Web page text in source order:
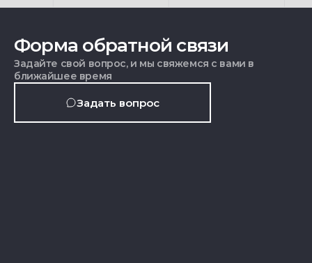
Форма обратной связи
Задайте свой вопрос, и мы свяжемся с вами в
ближайшее время
Задать вопрос